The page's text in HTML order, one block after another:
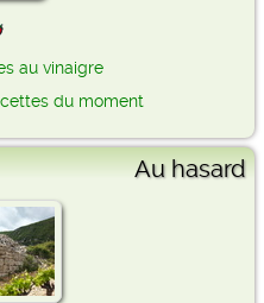
au vinaigre
du moment
Au hasard